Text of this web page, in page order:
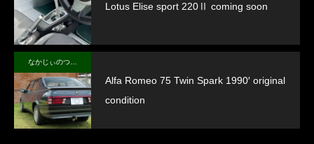
Lotus Elise sport 220Ⅱ coming soon
Alfa Romeo 75 Twin Spark 1990′ original
condition